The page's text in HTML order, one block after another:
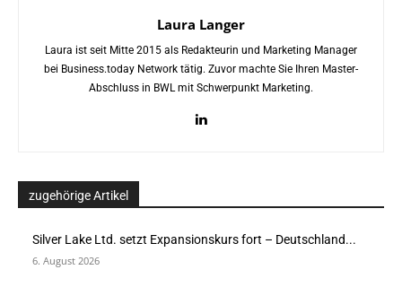
Laura Langer
Laura ist seit Mitte 2015 als Redakteurin und Marketing Manager
bei Business.today Network tätig. Zuvor machte Sie Ihren Master-
Abschluss in BWL mit Schwerpunkt Marketing.
zugehörige Artikel
Silver Lake Ltd. setzt Expansionskurs fort – Deutschland...
6. August 2026